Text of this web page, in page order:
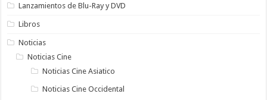
Lanzamientos de Blu-Ray y DVD
Libros
Noticias
Noticias Cine
Noticias Cine Asiatico
Noticias Cine Occidental